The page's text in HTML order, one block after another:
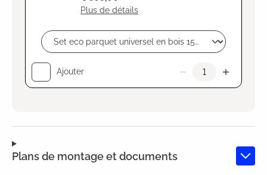
Plus de détails
Ajouter
Plans de montage et documents